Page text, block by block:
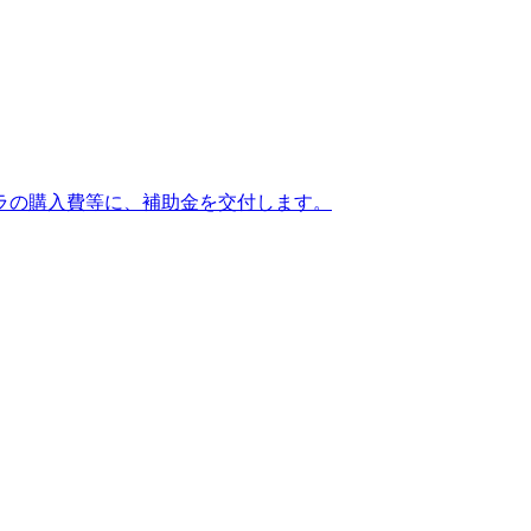
購入費等に、補助金を交付します。